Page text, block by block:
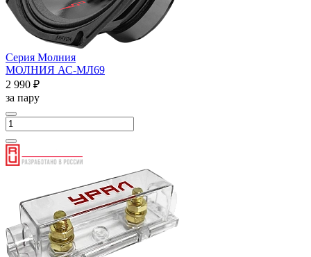
Серия Молния
МОЛНИЯ АС-МЛ69
2 990 ₽
за пару